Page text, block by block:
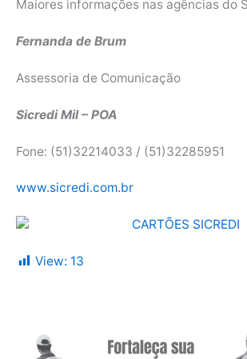
Maiores informações nas agências do
Fernanda de Brum
Assessoria de Comunicação
Sicredi Mil – POA
Fone: (51)32214033 / (51)32285951
www.sicredi.com.br
View: 13